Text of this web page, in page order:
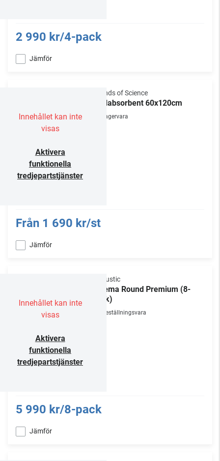
2 990 kr/4-pack
Jämför
Innehållet kan inte
visas
Aktivera
funktionella
tredjepartstjänster
Sounds of Science
Ljudabsorbent 60x120cm
Lagervara
Från 1 690 kr/st
Jämför
Innehållet kan inte
visas
Aktivera
funktionella
tredjepartstjänster
Vicoustic
Cinema Round Premium (8-
pack)
Beställningsvara
5 990 kr/8-pack
Jämför